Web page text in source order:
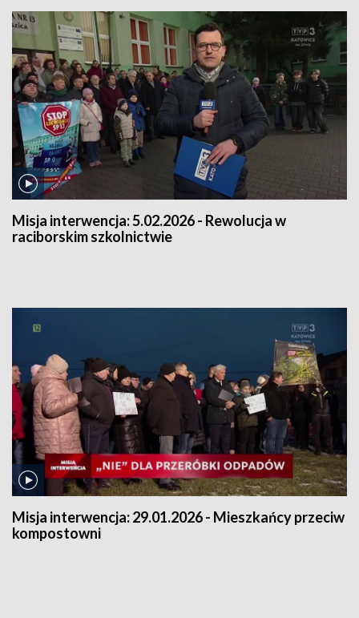
Misja interwencja:5.02.2026 - Rewolucja w
raciborskim szkolnictwie
Misja interwencja:29.01.2026 - Mieszkańcy przeciw
kompostowni